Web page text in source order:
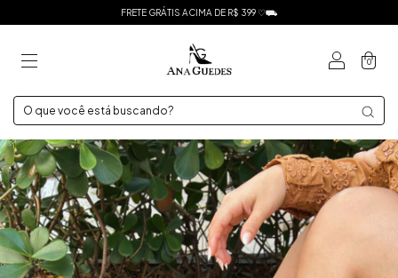
FRETE GRÁTIS ACIMA DE R$ 399 ♡⛟
0